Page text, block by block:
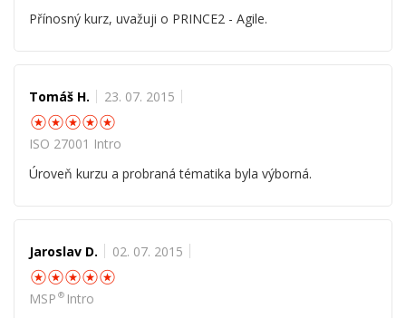
Přínosný kurz, uvažuji o PRINCE2 - Agile.
Tomáš H. 23. 07. 2015
☆☆☆☆
ISO 27001 Intro
Úroveň kurzu a probraná tématika byla výborná.
Jaroslav D. 02. 07. 2015
☆☆☆☆
MSP ®Intro